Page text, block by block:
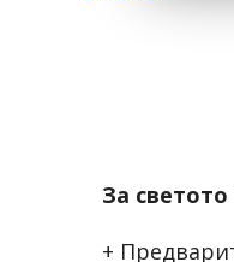
За
+